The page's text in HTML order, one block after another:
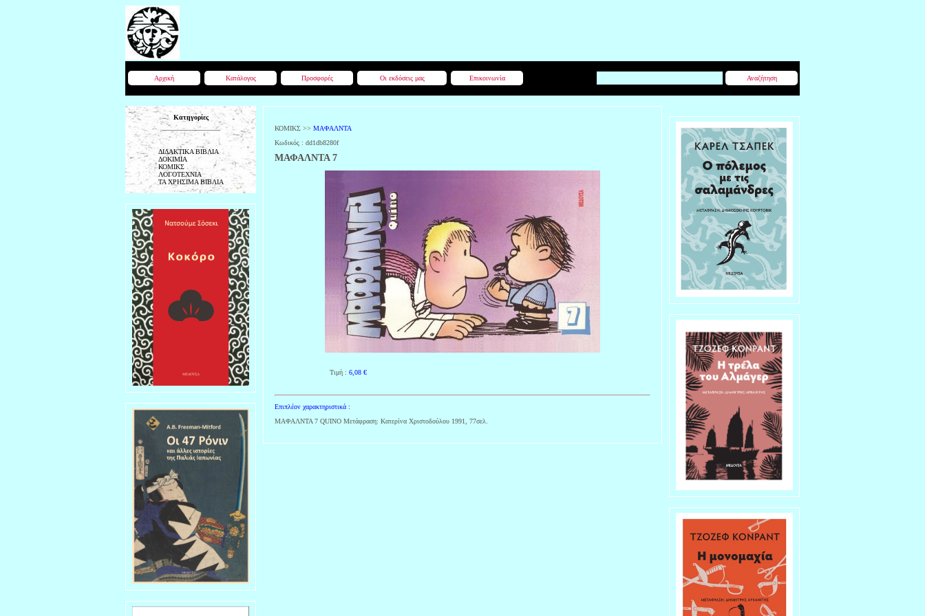
Αρχική Κατάλογος Προσφορές Οι εκδόσεις μας Επικοινωνία Αναζήτηση
Κατηγορίες
ΔΙΔΑΚΤΙΚΑ ΒΙΒΛΙΑ
ΔΟΚΙΜΙΑ
ΚΟΜΙΚΣ
ΛΟΓΟΤΕΧΝΙΑ
ΤΑ ΧΡΗΣΙΜΑ ΒΙΒΛΙΑ
ΚΟΜΙΚΣ >> ΜΑΦΑΛΝΤΑ
Κωδικός : dd1db8280f
ΜΑΦΑΛΝΤΑ 7
Τιμή : 6,08 €
Επιπλέον χαρακτηριστικά :
ΜΑΦΑΛΝΤΑ 7 QUINO Μετάφραση: Κατερίνα Χριστοδούλου 1991, 77σελ.